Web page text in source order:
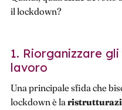
il lockdown?
1. Riorganizzare
lavoro
Una principale sfida che
lockdown è la